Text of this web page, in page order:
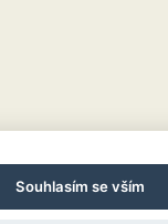
Souhlasím se vším